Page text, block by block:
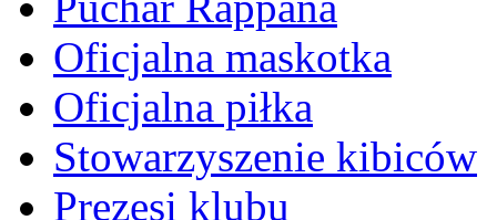
Oficjalna maskotka
Oficjalna piłka
Stowarzyszenie kibiców
Prezesi klubu